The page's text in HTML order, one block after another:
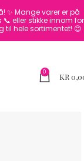
✨ Mange varer er på
eller stikke innom for
til hele sortimentet! 😊
0 KR